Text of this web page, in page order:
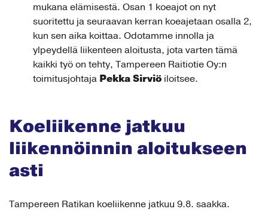
mukana elämisestä. Osan 1 koeajot on nyt
suoritettu ja seuraavan kerran koeajetaan osalla 2,
kun sen aika koittaa. Odotamme innolla ja
ylpeydellä liikenteen aloitusta, jota varten tämä
kaikki työ on tehty, Tampereen Raitiotie Oy:n
toimitusjohtaja Pekka Sirviö iloitsee.
Koeliikenne jatkuu
liikennöinnin aloitukseen
asti
Tampereen Ratikan koeliikenne jatkuu 9.8. saakka.